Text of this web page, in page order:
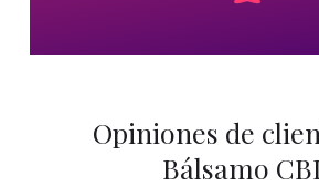
Opiniones de
Bálsamo